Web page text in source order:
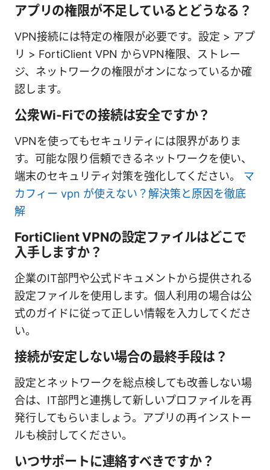
アプリの権限が不足しているとどうなる？
VPN接続には特定の権限が必要です。設定 > アプ
リ > FortiClient VPN からVPN権限、ストレー
ジ、ネットワークの権限がオンになっているか確
認します。
公衆Wi-Fiでの接続は安全ですか？
VPNを使ってもセキュリティには限界がありま
す。可能な限り信頼できるネットワークを使い、
端末のセキュリティ対策を強化してください。 マ
カフィー vpn が使えない？解決策と原因を徹底
解
FortiClient VPNの設定ファイルはどこで
入手しますか？
企業のIT部門や公式ドキュメントから提供される
設定ファイルを使用します。個人利用の場合は公
式のガイドに従って正しい情報を入力してくださ
い。
接続が安定しない場合の最終手段は？
設定とネットワークを総点検しても改善しない場
合は、IT部門と連携して新しいプロファイルを再
発行してもらいましょう。アプリの再インストー
ルも検討してください。
いつサポートに連絡すべきですか？